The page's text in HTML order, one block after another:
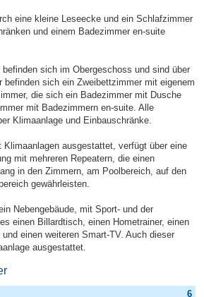
eine kleine Leseecke und ein Schlafzimmer
und einem Badezimmer en-suite
sich im Obergeschoss und sind über
befinden sich ein Zweibettzimmer mit eigenem
die sich ein Badezimmer mit Dusche
mit Badezimmern en-suite. Alle
Klimaanlage und Einbauschränke.
ausgestattet, verfügt über eine
mit mehreren Repeatern, die einen
in den Zimmern, am Poolbereich, auf den
gewährleisten.
Nebengebäude, mit Sport- und der
einen Billardtisch, einen Hometrainer, einen
einen weiteren Smart-TV. Auch dieser
ausgestattet.
6